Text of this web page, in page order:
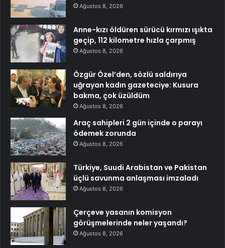
Ağustos 8, 2026
Anne-kızı öldüren sürücü kırmızı ışıkta
geçip, 112 kilometre hızla çarpmış
Ağustos 8, 2026
Özgür Özel’den, sözlü saldırıya
uğrayan kadın gazeteciye: Kusura
bakma, çok üzüldüm
Ağustos 8, 2026
Araç sahipleri 2 gün içinde o parayı
ödemek zorunda
Ağustos 8, 2026
Türkiye, Suudi Arabistan ve Pakistan
üçlü savunma anlaşması imzaladı
Ağustos 8, 2026
Çerçeve yasanın komisyon
görüşmelerinde neler yaşandı?
Ağustos 8, 2026